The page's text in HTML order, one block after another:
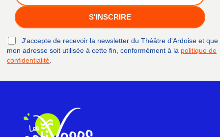
J'accepte de recevoir la newsletter du Théâtre d'Ardoise et que
mon adresse soit utilisée à cette fin, conformément à la politique de
confidentialité.